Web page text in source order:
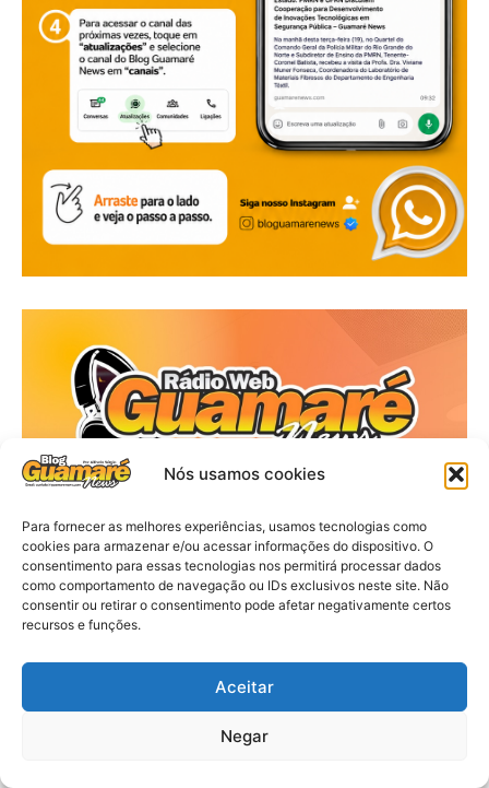
Nós usamos cookies
Para fornecer as melhores experiências, usamos tecnologias como
cookies para armazenar e/ou acessar informações do dispositivo. O
consentimento para essas tecnologias nos permitirá processar dados
como comportamento de navegação ou IDs exclusivos neste site. Não
consentir ou retirar o consentimento pode afetar negativamente certos
recursos e funções.
Aceitar
Negar